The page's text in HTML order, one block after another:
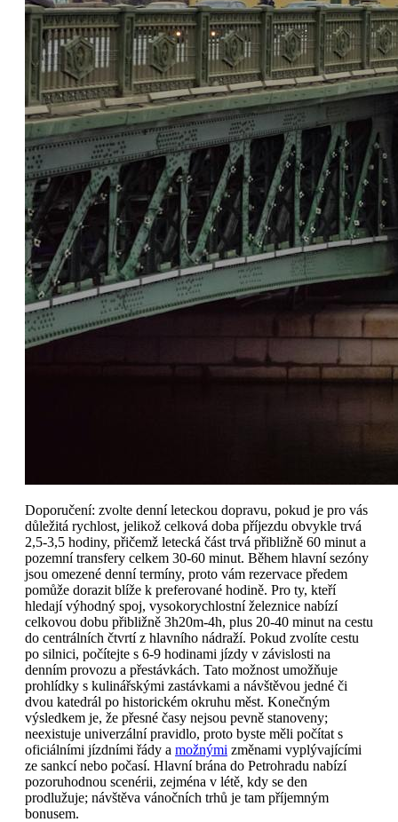
Doporučení: zvolte denní leteckou dopravu, pokud je pro vás
důležitá rychlost, jelikož celková doba příjezdu obvykle trvá
2,5-3,5 hodiny, přičemž letecká část trvá přibližně 60 minut a
pozemní transfery celkem 30-60 minut. Během hlavní sezóny
jsou omezené denní termíny, proto vám rezervace předem
pomůže dorazit blíže k preferované hodině. Pro ty, kteří
hledají výhodný spoj, vysokorychlostní železnice nabízí
celkovou dobu přibližně 3h20m-4h, plus 20-40 minut na cestu
do centrálních čtvrtí z hlavního nádraží. Pokud zvolíte cestu
po silnici, počítejte s 6-9 hodinami jízdy v závislosti na
denním provozu a přestávkách. Tato možnost umožňuje
prohlídky s kulinářskými zastávkami a návštěvou jedné či
dvou katedrál po historickém okruhu měst. Konečným
výsledkem je, že přesné časy nejsou pevně stanoveny;
neexistuje univerzální pravidlo, proto byste měli počítat s
oficiálními jízdními řády a možnými změnami vyplývajícími
ze sankcí nebo počasí. Hlavní brána do Petrohradu nabízí
pozoruhodnou scenérii, zejména v létě, kdy se den
prodlužuje; návštěva vánočních trhů je tam příjemným
bonusem.